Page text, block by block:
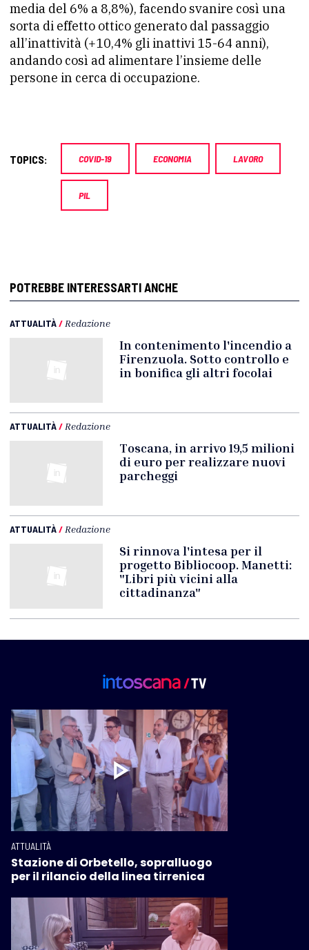
media del 6% a 8,8%), facendo svanire così una
sorta di effetto ottico generato dal passaggio
all’inattività (+10,4% gli inattivi 15-64 anni),
andando così ad alimentare l’insieme delle
persone in cerca di occupazione.
TOPICS: COVID-19 ECONOMIA LAVORO
PIL
POTREBBE INTERESSARTI ANCHE
ATTUALITÀ/ Redazione
In contenimento l'incendio a
Firenzuola. Sotto controllo e
in bonifica gli altri focolai
ATTUALITÀ/ Redazione
Toscana, in arrivo 19,5 milioni
di euro per realizzare nuovi
parcheggi
ATTUALITÀ/ Redazione
Si rinnova l'intesa per il
progetto Bibliocoop. Manetti:
"Libri più vicini alla
cittadinanza"
ATTUALITÀ
Stazione di Orbetello, sopralluogo
per il rilancio della linea tirrenica